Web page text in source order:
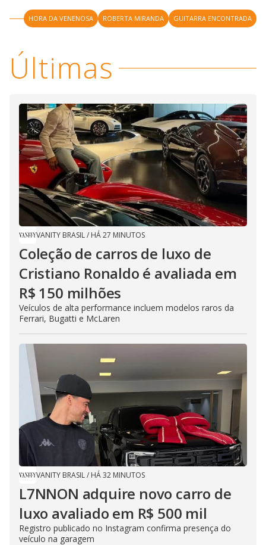
i
d
e
o
HORA DA VENENOSA ROBERTA MIRANDA GUITARRA ENCONTRADA
Últimas
VANITY BRASIL/ HÁ 27 MINUTOS
Coleção de carros de luxo de
Cristiano Ronaldo é avaliada em
R$ 150 milhões
Veículos de alta performance incluem modelos raros da
Ferrari, Bugatti e McLaren
VANITY BRASIL/ HÁ 32 MINUTOS
L7NNON adquire novo carro de
luxo avaliado em R$ 500 mil
Registro publicado no Instagram confirma presença do
veículo na garagem